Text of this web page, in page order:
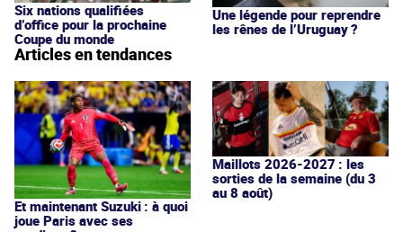
Six nations qualifiées
d’office pour la prochaine
Coupe du monde
Une légende pour reprendre
les rênes de l’Uruguay ?
Articles en tendances
Et maintenant Suzuki : à quoi
joue Paris avec ses
Maillots 2026-2027 : les
sorties de la semaine (du 3
au 8 août)